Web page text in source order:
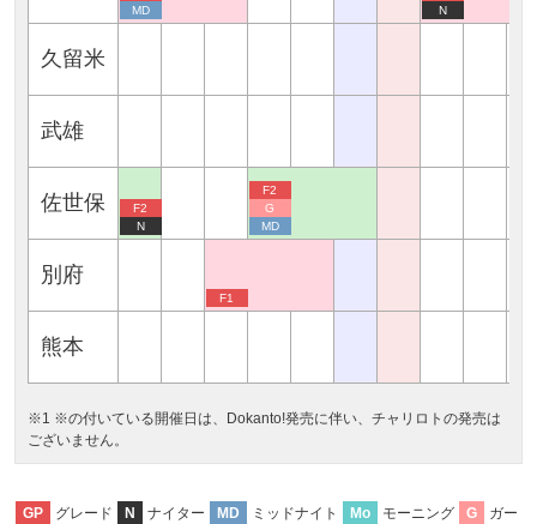
MD
N
久留米
武雄
佐世保
F2
N
F2
G
MD
別府
F1
熊本
※1 ※の付いている開催日は、Dokanto!発売に伴い、チャリロトの発売は
ございません。
GP グレード N ナイター MD ミッドナイト Mo モーニング G
ガー